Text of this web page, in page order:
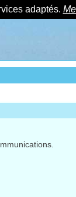
adaptés.